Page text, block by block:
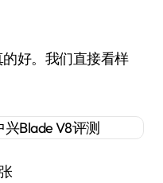
好。我们直接看样